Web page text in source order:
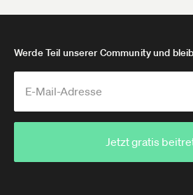
Werde Teil unserer Community und
Jetzt gratis